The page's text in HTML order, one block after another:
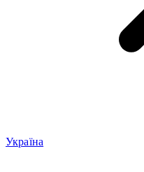
Україна